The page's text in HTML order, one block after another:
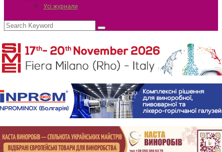
Усі журнали